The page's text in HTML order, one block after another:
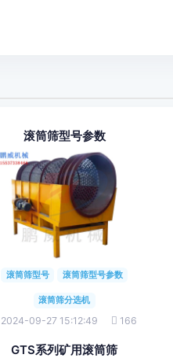
滚筒筛型号参数
滚筒筛型号 滚筒筛型号参数
滚筒筛分选机
2024-09-27 15:12:49 166
GTS系列矿用滚筒筛